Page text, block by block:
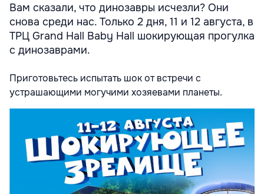
Вам сказали, что динозавры исчезли? Они
снова среди нас. Только 2 дня, 11 и 12 августа, в
ТРЦ Grand Hall Baby Hall шокирующая прогулка
с динозаврами.
Приготовьтесь испытать шок от встречи с
устрашающими могучими хозяевами планеты.